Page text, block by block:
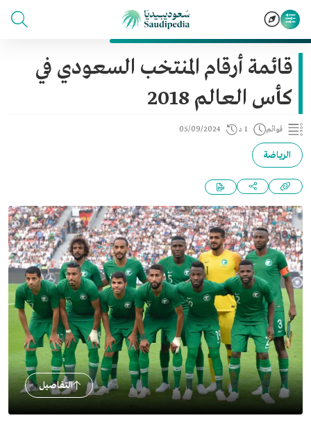
قائمة أرقام المنتخب السعودي في
كأس العالم 2018
قوائم 1 د 05/09/2024
الرياضة
التفاصيل